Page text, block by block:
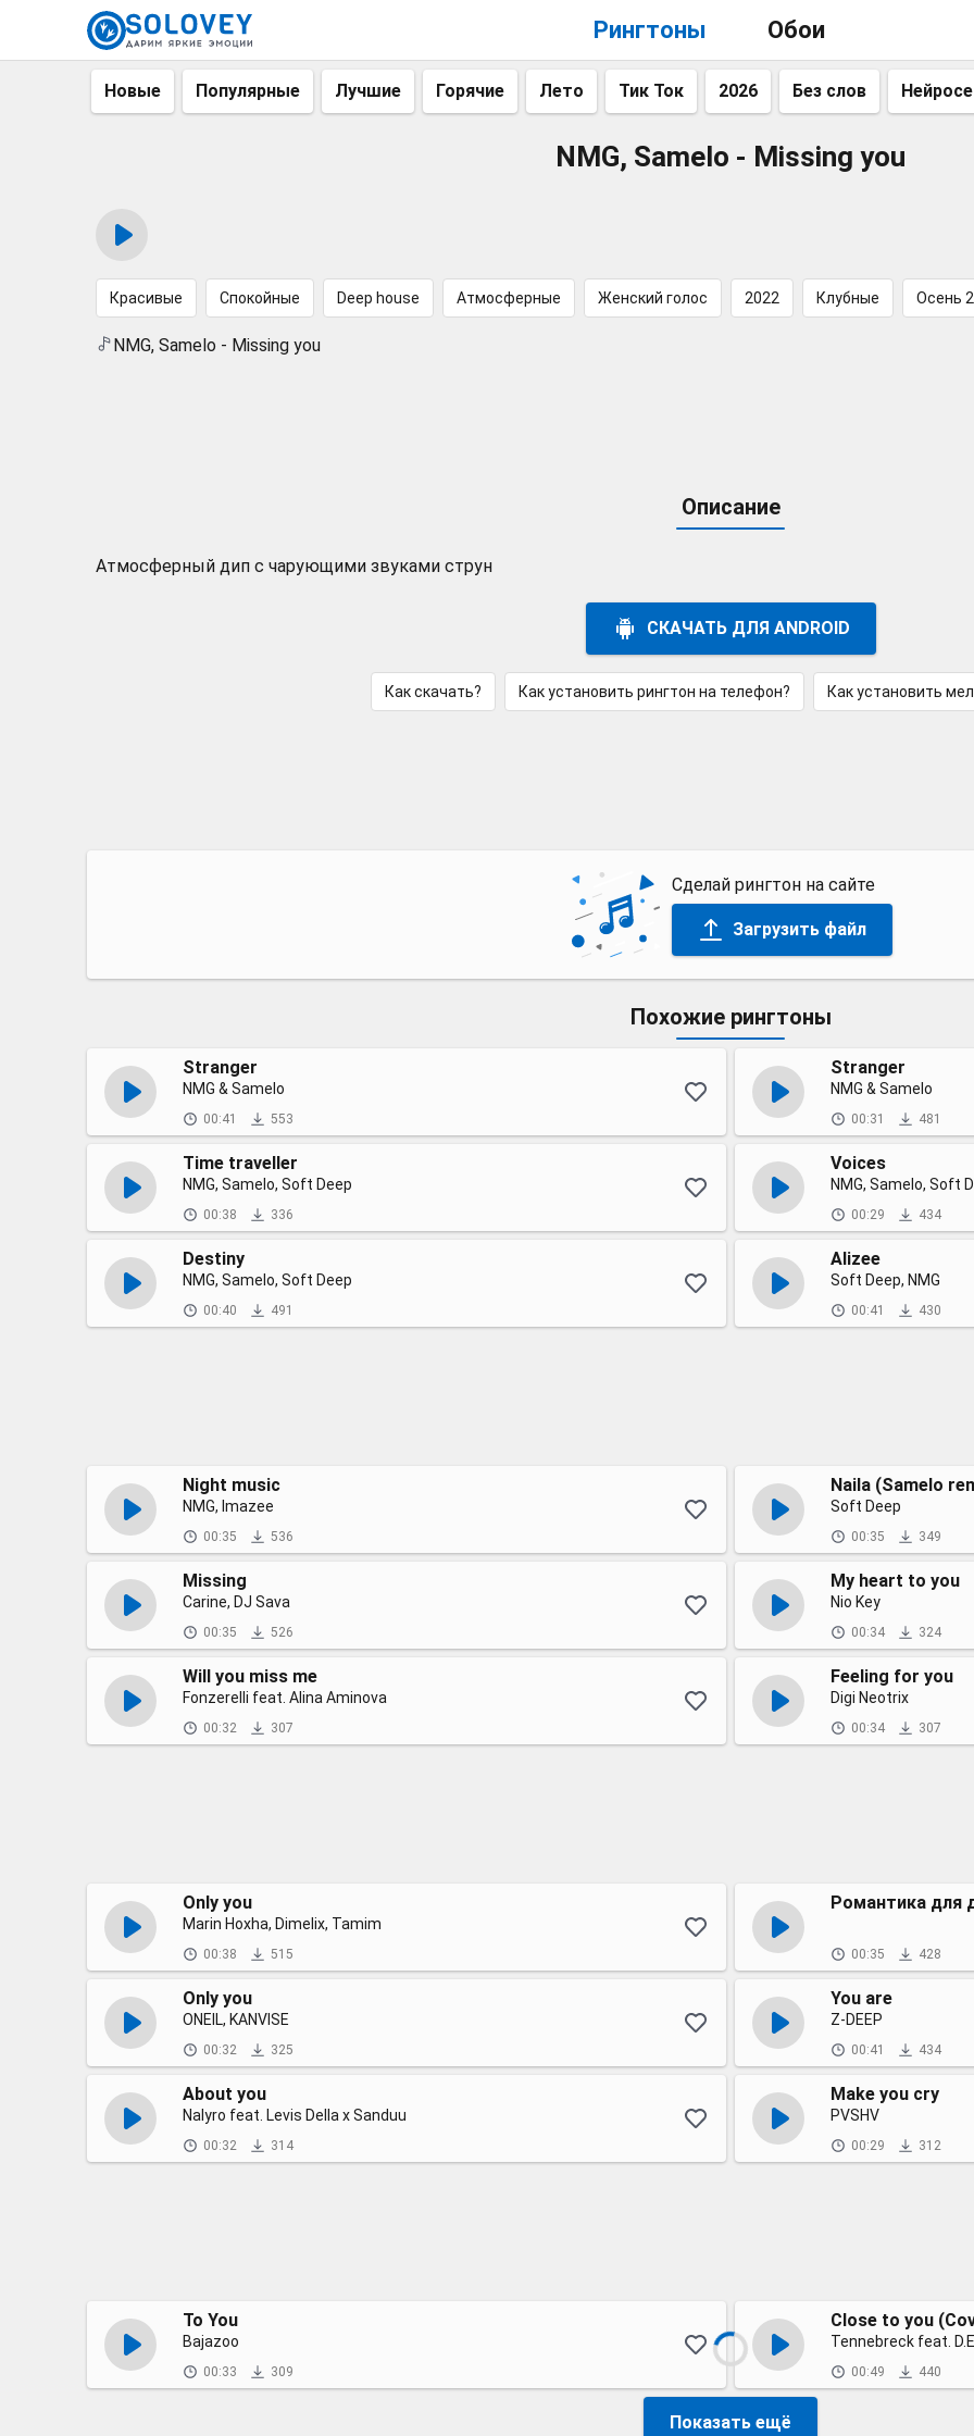
Рингтоны Обои
Новые Популярные Лучшие Горячие Лето Тик Ток 2026 Без слов
NMG, Samelo - Missing you
Красивые Спокойные Deep house Атмосферные Женский голос 2022 Клубные Осень
NMG, Samelo - Missing you
Описание
Атмосферный дип с чарующими звуками струн
СКАЧАТЬ ДЛЯ ANDROID
Как скачать? Как установить рингтон на телефон? Как установить
Сделай рингтон на сайте
Загрузить файл
Похожие рингтоны
Stranger
NMG & Samelo
00:41 553
Stranger
NMG & Samelo
00:31 481
Time traveller
NMG, Samelo, Soft Deep
00:38 336
Voices
NMG, Samelo, Soft
00:29 434
Destiny
NMG, Samelo, Soft Deep
00:40 491
Alizee
Soft Deep, NMG
00:41 430
Night music
NMG, Imazee
00:35 536
Naila (Samelo
Soft Deep
00:35 349
Missing
Carine, DJ Sava
00:35 526
My heart to you
Nio Key
00:34 324
Will you miss me
Fonzerelli feat. Alina Aminova
00:32 307
Feeling for you
Digi Neotrix
00:34 307
Only you
Marin Hoxha, Dimelix, Tamim
00:38 515
Романтика для
00:35 428
Only you
ONEIL, KANVISE
00:32 325
You are
Z-DEEP
00:41 434
About you
Nalyro feat. Levis Della x Sanduu
00:32 314
Make you cry
PVSHV
00:29 312
To You
Bajazoo
00:33 309
Close to you
Tennebreck feat.
00:49 440
Показать ещё